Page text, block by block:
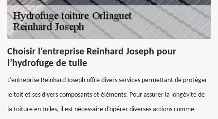
Choisir l’entreprise Reinhard Joseph pour
l’hydrofuge de tuile
L’entreprise Reinhard Joseph offre divers services permettant de protéger
le toit et ses divers composants et éléments. Pour assurer la longévité de
la toiture en tuiles, il est nécessaire d’opérer diverses actions comme